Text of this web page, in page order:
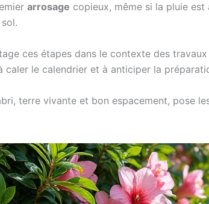
arrosage copieux, même si la pluie est
ces étapes dans le contexte des
caler le calendrier et à anticiper la
terre vivante et bon espacement, pose